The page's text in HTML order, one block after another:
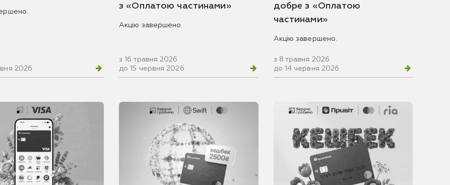
2026
з «Оплатою частинами»
Акцію завершено.
з 16 травня 2026
до 15 червня 2026
добре з «Оплатою
частинами»
Акцію завершено.
з 8 травня 2026
до 14 червня 2026